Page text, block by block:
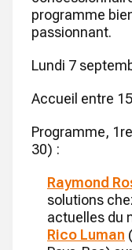
programme
passionnant.
Lundi 7
Accueil entre
Programme,
30) :
Raymond
solutions
actuelles du
Rico Luman